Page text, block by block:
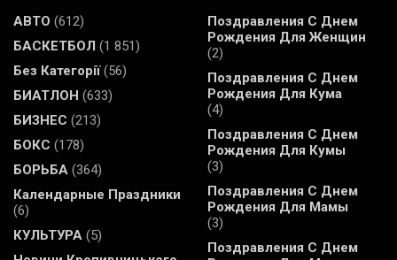
АВТО (612)
БАСКЕТБОЛ (1 851)
Без Категорії(56)
БИАТЛОН (633)
БИЗНЕС (213)
БОКС (178)
БОРЬБА (364)
Календарные Праздники
(6)
КУЛЬТУРА (5)
Поздравления С Днем
Рождения Для Женщин
(2)
Поздравления С Днем
Рождения Для Кума
(4)
Поздравления С Днем
Рождения Для Кумы
(3)
Поздравления С Днем
Рождения Для Мамы
(3)
Поздравления С Днем